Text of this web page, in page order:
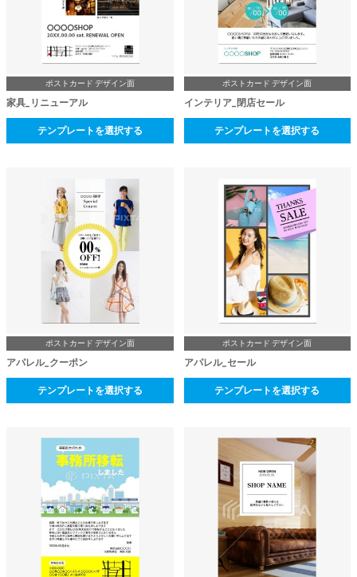
ポストカード デザイン面
家具_リニューアル
テンプレートを選択する
ポストカード デザイン面
インテリア_閉店セール
テンプレートを選択する
ポストカード デザイン面
アパレル_クーポン
テンプレートを選択する
ポストカード デザイン面
アパレル_セール
テンプレートを選択する